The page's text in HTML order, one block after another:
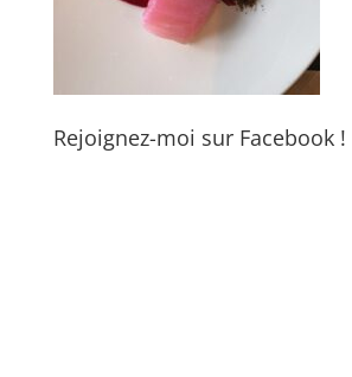
Rejoignez-moi sur Facebook !